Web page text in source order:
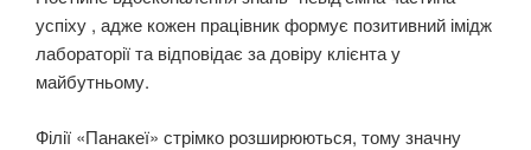
успіху , адже кожен працівник формує позитивний імідж
лабораторії та відповідає за довіру клієнта у
майбутньому.
Філії «Панакеї» стрімко розширюються, тому значну